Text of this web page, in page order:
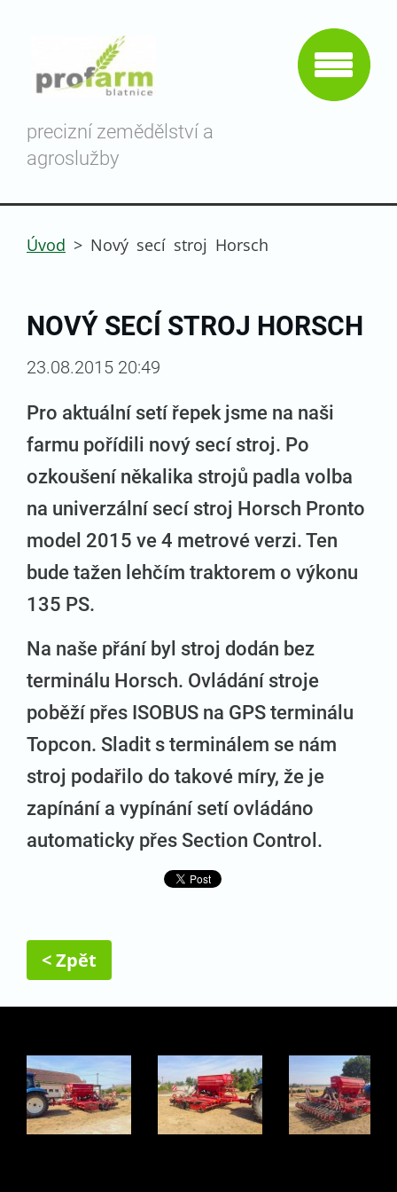
precizní zemědělství a
agroslužby
Úvod > Nový secí stroj Horsch
NOVÝ SECÍ STROJ HORSCH
23.08.2015 20:49
Pro aktuální setí řepek jsme na naši
farmu pořídili nový secí stroj. Po
ozkoušení někalika strojů padla volba
na univerzální secí stroj Horsch Pronto
model 2015 ve 4 metrové verzi. Ten
bude tažen lehčím traktorem o výkonu
135 PS.
Na naše přání byl stroj dodán bez
terminálu Horsch. Ovládání stroje
poběží přes ISOBUS na GPS terminálu
Topcon. Sladit s terminálem se nám
stroj podařilo do takové míry, že je
zapínání a vypínání setí ovládáno
automaticky přes Section Control.
< Zpět